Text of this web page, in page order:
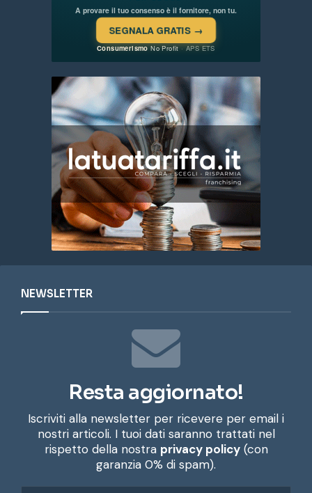
NEWSLETTER
Resta aggiornato!
Iscriviti alla newsletter per ricevere per email i
nostri articoli. I tuoi dati saranno trattati nel
rispetto della nostra privacy policy(con
garanzia 0% di spam).